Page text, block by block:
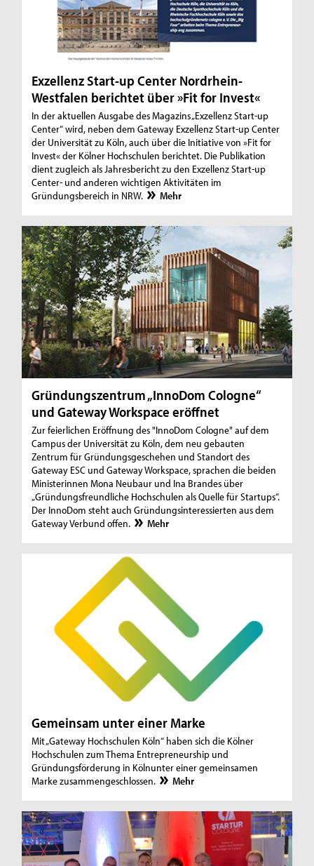
Exzellenz Start-up Center Nordrhein-
Westfalen berichtet über »Fit for Invest«
In der aktuellen Ausgabe des Magazins „Exzellenz Start-up
Center“ wird, neben dem Gateway Exzellenz Start-up Center
der Universität zu Köln, auch über die Initiative von »Fit for
Invest« der Kölner Hochschulen berichtet. Die Publikation
dient zugleich als Jahresbericht zu den Exzellenz Start-up
Center- und anderen wichtigen Aktivitäten im
Gründungsbereich in NRW.
Mehr
Gründungszentrum „InnoDom Cologne“
und Gateway Workspace eröffnet
Zur feierlichen Eröffnung des "InnoDom Cologne" auf dem
Campus der Universität zu Köln, dem neu gebauten
Zentrum für Gründungsgeschehen und Standort des
Gateway ESC und Gateway Workspace, sprachen die beiden
Ministerinnen Mona Neubaur und Ina Brandes über
„Gründungsfreundliche Hochschulen als Quelle für Startups“.
Der InnoDom steht auch Gründungsinteressierten aus dem
Gateway Verbund offen.
Mehr
Gemeinsam unter einer Marke
Mit „Gateway Hochschulen Köln“ haben sich die Kölner
Hochschulen zum Thema Entrepreneurship und
Gründungsförderung in Kölnunter einer gemeinsamen
Marke zusammengeschlossen.
Mehr